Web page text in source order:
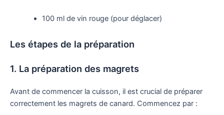
100 ml de vin rouge (pour déglacer)
Les étapes de la préparation
1. La préparation des magrets
Avant de commencer la cuisson, il est crucial de préparer
correctement les magrets de canard. Commencez par :